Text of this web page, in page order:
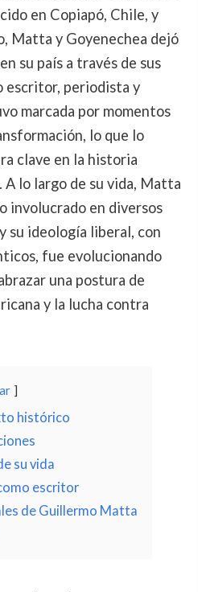
en Copiapó, Chile, y
Matta y Goyenechea dejó
su país a través de sus
escritor, periodista y
marcada por momentos
lo que lo
clave en la historia
A lo largo de su vida, Matta
involucrado en diversos
su ideología liberal, con
fue evolucionando
una postura de
y la lucha contra
histórico
su vida
escritor
de Guillermo Matta